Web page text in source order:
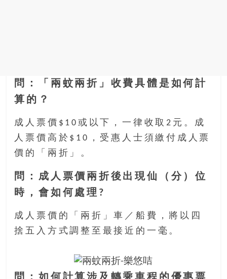
問：「兩蚊兩折」收費具體是如何計
算的？
成人票價$10或以下，一律收取2元。成
人票價高於$10，受惠人士須繳付成人票
價的「兩折」。
問：成人票價兩折後出現仙（分）位
時，會如何處理?
成人票價的「兩折」車／船費，將以四
捨五入方式調整至最接近的一毫。